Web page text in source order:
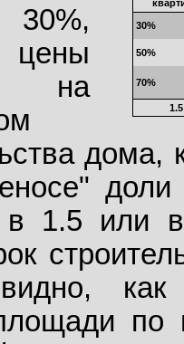
30%
50%
70%
на
в 1.5 или
как
по